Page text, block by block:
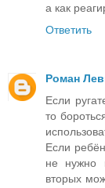
а как
Ответить
Роман
Если
то
Если
не нужно
вторых